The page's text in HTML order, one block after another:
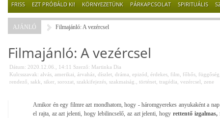
FRISS EZT PRÓBÁLD KI! KÖRNYEZETÜNK PÁRKAPCSOLAT SPIRITUÁLIS
AJÁNLÓ Filmajánló: A vezércsel
Filmajánló: A vezércsel
Dátum: 2020.12.06., 14:11 Szerző: Martinka Dia
Kulcsszavak: alvás amerikai árvaház díszlet dráma epizód érdekes film főhős függőség
rendező sakk siker sorozat szakkifejezés szakmaiság. történet tragédia vezércsel zene
Amikor én egy filmre azt mondhatom, hogy - háromgyerekes anyukaként a
el rajta, az azt jelenti, hogy lebilincselő, az azt jelenti, hogyrettentő